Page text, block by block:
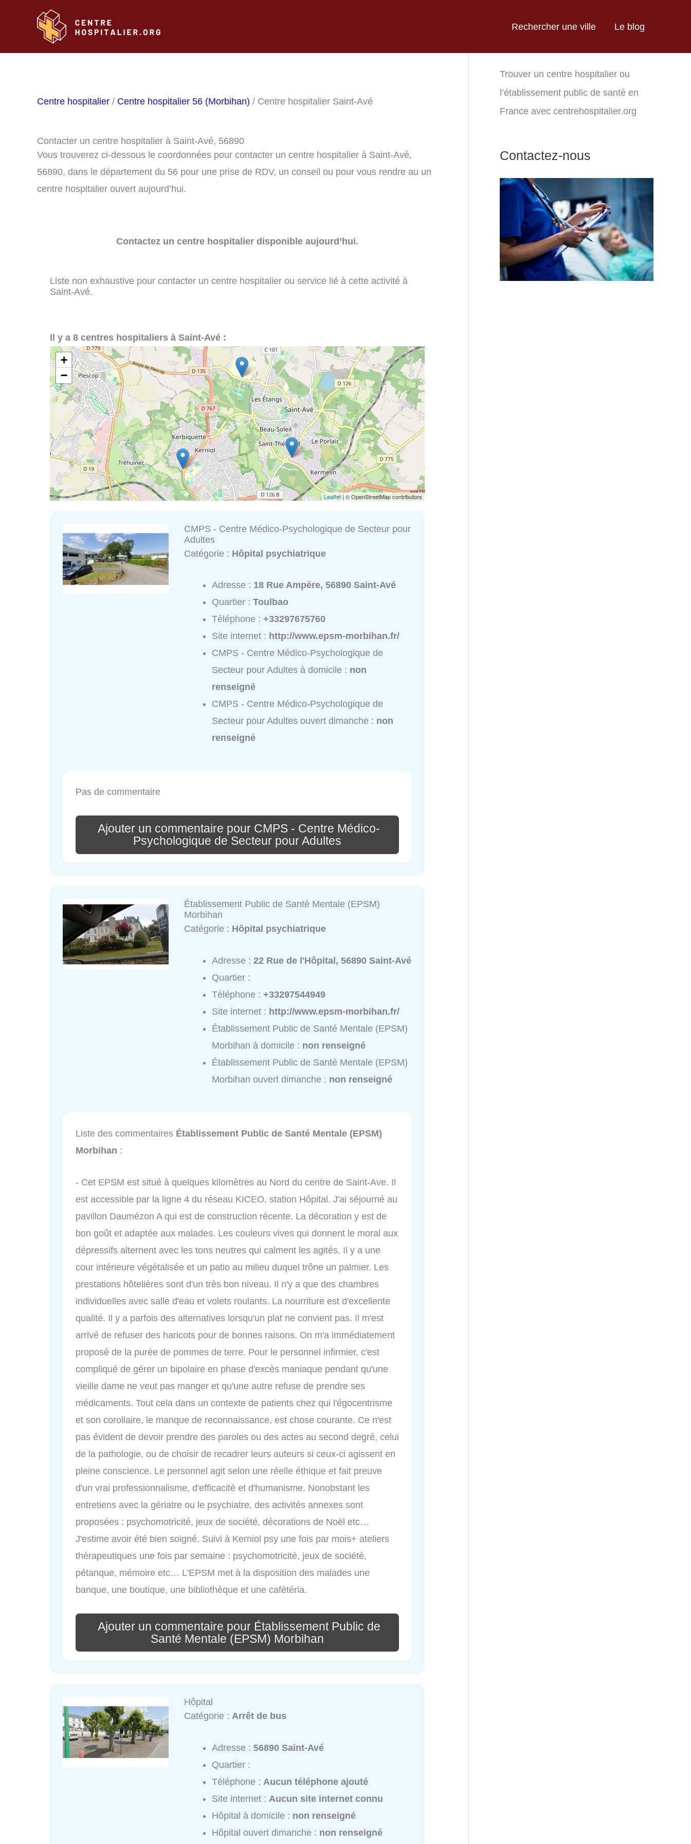
Rechercher une ville Le blog
Centre hospitalier / Centre hospitalier 56 (Morbihan) / Centre hospitalier Saint-Avé
Contacter un centre hospitalier à Saint-Avé, 56890
Vous trouverez ci-dessous le coordonnées pour contacter un centre hospitalier à Saint-Avé,
56890, dans le département du 56 pour une prise de RDV, un conseil ou pour vous rendre au un
centre hospitalier ouvert aujourd’hui.
Contactez un centre hospitalier disponible aujourd’hui.
Liste non exhaustive pour contacter un centre hospitalier ou service lié à cette activité à
Saint-Avé.
Il y a 8 centres hospitaliers à Saint-Avé :
+
−
Leaflet| © OpenStreetMap contributors
CMPS - Centre Médico-Psychologique de Secteur pour
Adultes
Catégorie : Hôpital psychiatrique
Adresse : 18 Rue Ampère, 56890 Saint-Avé
Quartier :Toulbao
Téléphone :+33297675760
Site internet : http://www.epsm-morbihan.fr/
CMPS - Centre Médico-Psychologique de
Secteur pour Adultes à domicile : non
renseigné
CMPS - Centre Médico-Psychologique de
Secteur pour Adultes ouvert dimanche : non
renseigné
Pas de commentaire
Ajouter un commentaire pour CMPS - Centre Médico-
Psychologique de Secteur pour Adultes
Établissement Public de Santé Mentale (EPSM)
Morbihan
Catégorie : Hôpital psychiatrique
Adresse :22 Rue de l'Hôpital, 56890 Saint-Avé
Quartier :
Téléphone :+33297544949
Site internet : http://www.epsm-morbihan.fr/
Établissement Public de Santé Mentale (EPSM)
Morbihan à domicile : non renseigné
Établissement Public de Santé Mentale (EPSM)
Morbihan ouvert dimanche : non renseigné
Liste des commentaires Établissement Public de Santé Mentale (EPSM)
Morbihan :
- Cet EPSM est situé à quelques kilomètres au Nord du centre de Saint-Ave. Il
est accessible par la ligne 4 du réseau KICEO, station Hôpital. J'ai séjourné au
pavillon Daumézon A qui est de construction récente. La décoration y est de
bon goût et adaptée aux malades. Les couleurs vives qui donnent le moral aux
dépressifs alternent avec les tons neutres qui calment les agités. Il y a une
cour intérieure végétalisée et un patio au milieu duquel trône un palmier. Les
prestations hôtelières sont d'un très bon niveau. Il n'y a que des chambres
individuelles avec salle d'eau et volets roulants. La nourriture est d'excellente
qualité. Il y a parfois des alternatives lorsqu'un plat ne convient pas. Il m'est
arrivé de refuser des haricots pour de bonnes raisons. On m'a immédiatement
proposé de la purée de pommes de terre. Pour le personnel infirmier, c'est
compliqué de gérer un bipolaire en phase d'excès maniaque pendant qu'une
vieille dame ne veut pas manger et qu'une autre refuse de prendre ses
médicaments. Tout cela dans un contexte de patients chez qui l'égocentrisme
et son corollaire, le manque de reconnaissance, est chose courante. Ce n'est
pas évident de devoir prendre des paroles ou des actes au second degré, celui
de la pathologie, ou de choisir de recadrer leurs auteurs si ceux-ci agissent en
pleine conscience. Le personnel agit selon une réelle éthique et fait preuve
d'un vrai professionnalisme, d'efficacité et d'humanisme. Nonobstant les
entretiens avec la gériatre ou le psychiatre, des activités annexes sont
proposées : psychomotricité, jeux de société, décorations de Noël etc…
J'estime avoir été bien soigné. Suivi à Kerniol psy une fois par mois+ ateliers
thérapeutiques une fois par semaine : psychomotricité, jeux de société,
pétanque, mémoire etc… L'EPSM met à la disposition des malades une
banque, une boutique, une bibliothèque et une cafétéria.
Ajouter un commentaire pour Établissement Public de
Santé Mentale (EPSM) Morbihan
Hôpital
Catégorie : Arrêt de bus
Adresse :56890 Saint-Avé
Quartier :
Téléphone : Aucun téléphone ajouté
Site internet : Aucun site internet connu
Hôpital à domicile : non renseigné
Hôpital ouvert dimanche : non renseigné
Trouver un centre hospitalier ou
l’établissement public de santé en
France avec centrehospitalier.org
Contactez-nous